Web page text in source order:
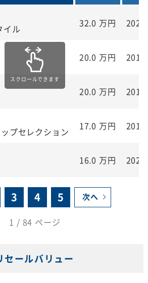
ル
32.0 万円
20.0 万円
20.0 万円
プセレクション
17.0 万円
16.0 万円
3 4 5 次へ
1 / 84 ページ
セールバリュー